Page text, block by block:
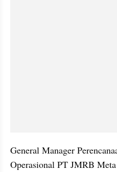
General Manager
Operasional PT JMRB